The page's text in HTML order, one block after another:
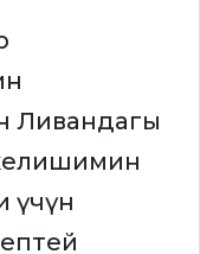
Ливандагы
үчүн